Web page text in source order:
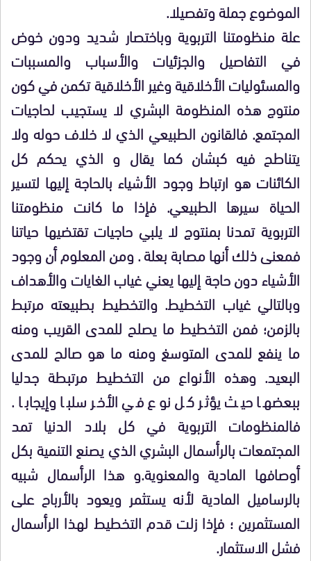
الموضوع جملة وتفصيلا.
علة منظومتنا التربوية وباختصار شديد ودون خوض
في التفاصيل والجزئيات والأسباب والمسببات
والمسئوليات الأخلاقية وغير الأخلاقية تكمن في كون
منتوج هذه المنظومة البشري لا يستجيب لحاجيات
المجتمع. فالقانون الطبيعي الذي لا خلاف حوله ولا
يتناطح فيه كبشان كما يقال و الذي يحكم كل
الكائنات هو ارتباط وجود الأشياء بالحاجة إليها لتسير
الحياة سيرها الطبيعي. فإذا ما كانت منظومتنا
التربوية تمدنا بمنتوج لا يلبي حاجيات تقتضيها حياتنا
فمعنى ذلك أنها مصابة بعلة . ومن المعلوم أن وجود
الأشياء دون حاجة إليها يعني غياب الغايات والأهداف
وبالتالي غياب التخطيط. والتخطيط بطبيعته مرتبط
بالزمن؛ فمن التخطيط ما يصلح للمدى القريب ومنه
ما ينفع للمدى المتوسغ ومنه ما هو صالح للمدى
البعيد. وهذه الأنواع من التخطيط مرتبطة جدليا
ببعضها حيث يؤثر كل نوع في الأخر سلبا وإيجابا .
فالمنظومات التربوية في كل بلاد الدنيا تمد
المجتمعات بالرأسمال البشري الذي يصنع التنمية بكل
أوصافها المادية والمعنوية.و هذا الرأسمال شبيه
بالرساميل المادية لأنه يستثمر ويعود بالأرباح على
المستثمرين ؛ فإذا زلت قدم التخطيط لهذا الرأسمال
فشل الاستثمار.